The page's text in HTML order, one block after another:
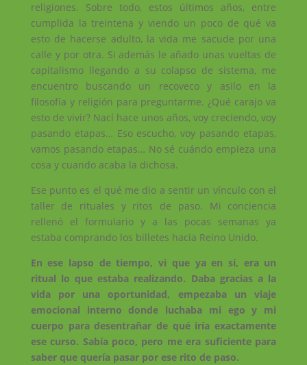
religiones. Sobre todo, estos últimos años, entre
cumplida la treintena y viendo un poco de qué va
esto de hacerse adulto, la vida me sacude por una
calle y por otra. Si además le añado unas vueltas de
capitalismo llegando a su colapso de sistema, me
encuentro buscando un recoveco y asilo en la
filosofía y religión para preguntarme. ¿Qué carajo va
esto de vivir? Nací hace unos años, voy creciendo, voy
pasando etapas… Eso escucho, voy pasando etapas,
vamos pasando etapas… No sé cuándo empieza una
cosa y cuando acaba la dichosa.
Ese punto es el qué me dio a sentir un vínculo con el
taller de rituales y ritos de paso. Mi conciencia
rellenó el formulario y a las pocas semanas ya
estaba comprando los billetes hacia Reino Unido.
En ese lapso de tiempo, vi que ya en sí, era un
ritual lo que estaba realizando. Daba gracias a la
vida por una oportunidad, empezaba un viaje
emocional interno donde luchaba mi ego y mi
cuerpo para desentrañar de qué iría exactamente
ese curso. Sabía poco, pero me era suficiente para
saber que quería pasar por ese rito de paso.